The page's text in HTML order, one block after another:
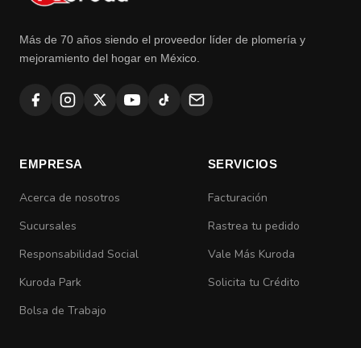
Más de 70 años siendo el proveedor líder de plomería y
mejoramiento del hogar en México.
EMPRESA
Acerca de nosotros
Sucursales
Responsabilidad Social
Kuroda Park
Bolsa de Trabajo
SERVICIOS
Facturación
Rastrea tu pedido
Vale Más Kuroda
Solicita tu Crédito